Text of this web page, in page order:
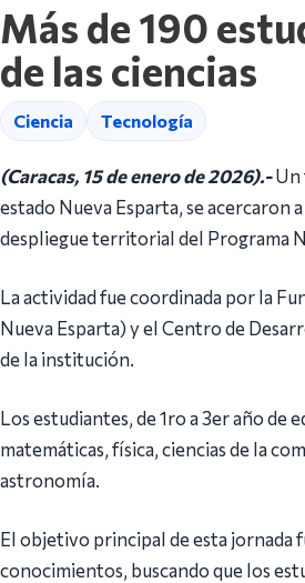
Más de 190
de las ciencias
Ciencia Tecnología
(Caracas, 15 de enero de 2026).-Un
estado Nueva Esparta, se acercaron
despliegue territorial del Programa
La actividad fue coordinada por la
Nueva Esparta) y el Centro de
de la institución.
Los estudiantes, de 1ro a 3er año
matemáticas, física, ciencias de la
astronomía.
El objetivo principal de esta jornada
conocimientos, buscando que los